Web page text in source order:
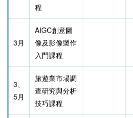
程
3月
AIGC創意圖
像及影像製作
入門課程
3、
5月
旅遊業市場調
查研究與分析
技巧課程